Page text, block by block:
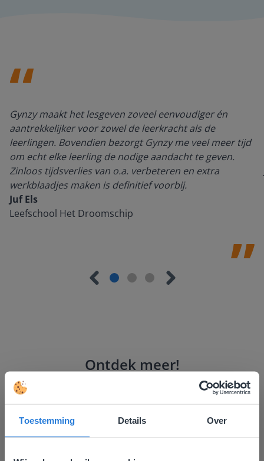
Toestemming Details Over
Gynzy maakt het lesgeven zoveel eenvoudiger én
aantrekkelijker voor zowel de leerkracht als de
leerlingen. Bovendien bezorgt Gynzy me veel meer tijd
om echt elke leerling de nodige aandacht te geven.
Zinloos tijdsverlies van o.a. verbeteren en extra
werkblaadjes maken is definitief voorbij.
Juf Els
Leefschool Het Droomschip
Ontdek meer!